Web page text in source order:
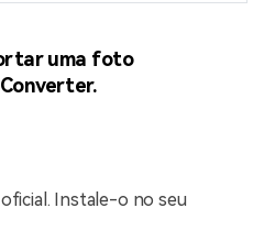
uma foto
Instale-o no seu